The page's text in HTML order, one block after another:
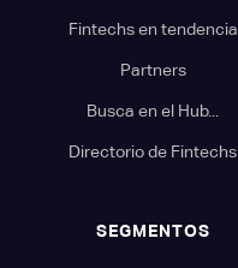
Fintechs en tendencia
Partners
Busca en el Hub...
Directorio de Fintechs
SEGMENTOS